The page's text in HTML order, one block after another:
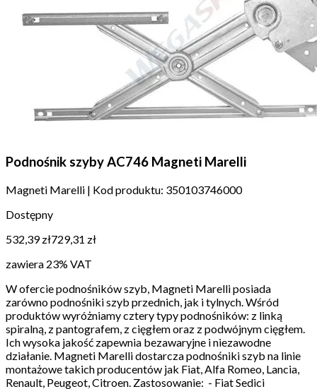
Podnośnik szyby AC746 Magneti Marelli
Magneti Marelli | Kod produktu: 350103746000
Dostępny
532,39 zł729,31 zł
zawiera 23% VAT
W ofercie podnośników szyb, Magneti Marelli posiada
zarówno podnośniki szyb przednich, jak i tylnych. Wśród
produktów wyróżniamy cztery typy podnośników: z linką
spiralną, z pantografem, z cięgłem oraz z podwójnym cięgłem.
Ich wysoka jakość zapewnia bezawaryjne i niezawodne
działanie. Magneti Marelli dostarcza podnośniki szyb na linie
montażowe takich producentów jak Fiat, Alfa Romeo, Lancia,
Renault, Peugeot, Citroen. Zastosowanie: - Fiat Sedici